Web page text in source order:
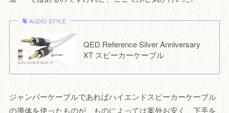
AUDIO STYLE
QED Reference Silver Anniversary
XT スピーカーケーブル
ジャンパーケーブルであればハイエンドスピーカーケーブル
の導体を使ったものが、ものによっては案外お安く、下手を